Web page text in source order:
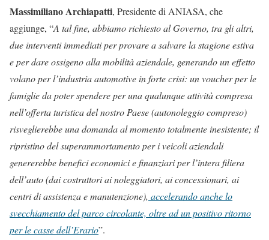
Massimiliano Archiapatti, Presidente di ANIASA, che
aggiunge, “A tal fine, abbiamo richiesto al Governo, tra gli altri,
due interventi immediati per provare a salvare la stagione estiva
e per dare ossigeno alla mobilità aziendale, generando un effetto
volano per l’industria automotive in forte crisi: un voucher per le
famiglie da poter spendere per una qualunque attività compresa
nell’offerta turistica del nostro Paese (autonoleggio compreso)
risveglierebbe una domanda al momento totalmente inesistente; il
ripristino del superammortamento per i veicoli aziendali
genererebbe benefici economici e finanziari per l’intera filiera
dell’auto (dai costruttori ai noleggiatori, ai concessionari, ai
centri di assistenza e manutenzione), accelerando anche lo
svecchiamento del parco circolante, oltre ad un positivo ritorno
per le casse dell’Erario”.